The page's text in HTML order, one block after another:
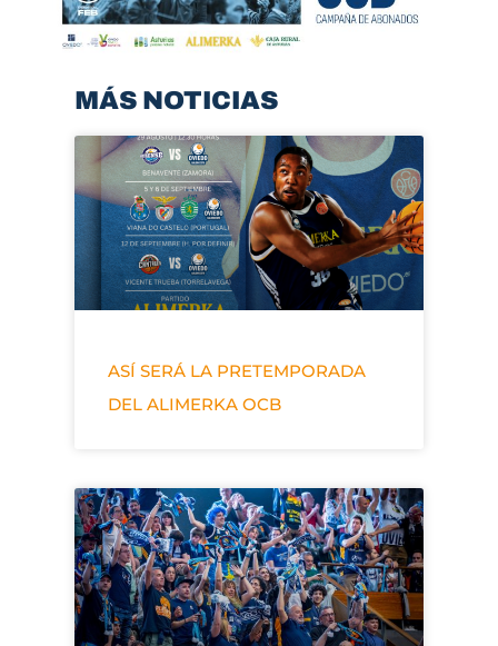
MÁS NOTICIAS
ASÍ SERÁ LA PRETEMPORADA
DEL ALIMERKA OCB